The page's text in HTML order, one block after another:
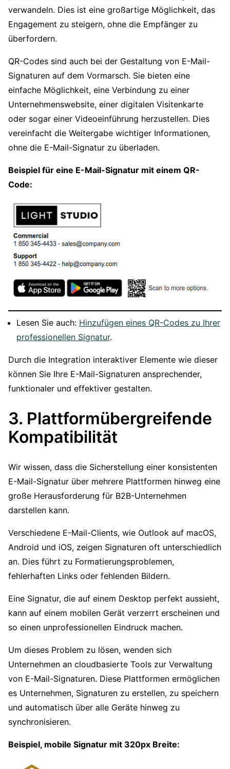
verwandeln. Dies ist eine großartige Möglichkeit, das
Engagement zu steigern, ohne die Empfänger zu
überfordern.
QR-Codes sind auch bei der Gestaltung von E-Mail-
Signaturen auf dem Vormarsch. Sie bieten eine
einfache Möglichkeit, eine Verbindung zu einer
Unternehmenswebsite, einer digitalen Visitenkarte
oder sogar einer Videoeinführung herzustellen. Dies
vereinfacht die Weitergabe wichtiger Informationen,
ohne die E-Mail-Signatur zu überladen.
Beispiel für eine E-Mail-Signatur mit einem QR-
Code:
Lesen Sie auch: Hinzufügen eines QR-Codes zu Ihrer
professionellen Signatur.
Durch die Integration interaktiver Elemente wie dieser
können Sie Ihre E-Mail-Signaturen ansprechender,
funktionaler und effektiver gestalten.
3. Plattformübergreifende
Kompatibilität
Wir wissen, dass die Sicherstellung einer konsistenten
E-Mail-Signatur über mehrere Plattformen hinweg eine
große Herausforderung für B2B-Unternehmen
darstellen kann.
Verschiedene E-Mail-Clients, wie Outlook auf macOS,
Android und iOS, zeigen Signaturen oft unterschiedlich
an. Dies führt zu Formatierungsproblemen,
fehlerhaften Links oder fehlenden Bildern.
Eine Signatur, die auf einem Desktop perfekt aussieht,
kann auf einem mobilen Gerät verzerrt erscheinen und
so einen unprofessionellen Eindruck machen.
Um dieses Problem zu lösen, wenden sich
Unternehmen an cloudbasierte Tools zur Verwaltung
von E-Mail-Signaturen. Diese Plattformen ermöglichen
es Unternehmen, Signaturen zu erstellen, zu speichern
und automatisch über alle Geräte hinweg zu
synchronisieren.
Beispiel, mobile Signatur mit 320px Breite: